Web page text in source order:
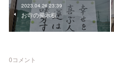
2023.04.24 23:39
お寺の掲示板
0コメント